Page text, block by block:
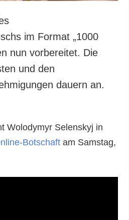
im Format „1000
nun vorbereitet. Die
und den
dauern an.
Wolodymyr Selenskyj in
Botschaft am Samstag,